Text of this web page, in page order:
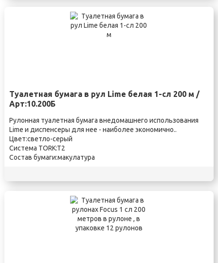
Туалетная бумага в рул Lime белая 1-сл 200 м /
Арт:10.200Б
Рулонная туалетная бумага внедомашнего использования
Lime и диспенсеры для нее - наиболее экономично..
Цвет:светло-серый
Система TORK:T2
Состав бумаги:макулатура